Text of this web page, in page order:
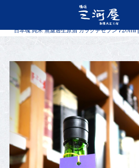
商品一覧
日本魂 純米 無濾過生原酒 カラクチセブン 720ml